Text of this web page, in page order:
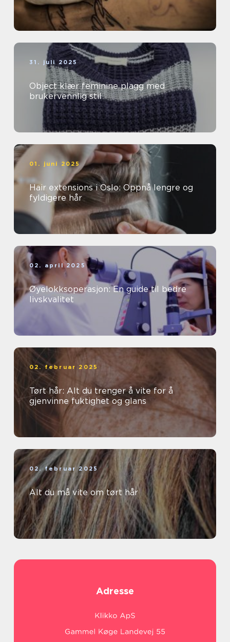
31. juli 2025
Object klær feminine plagg med
brukervennlig stil
01. juni 2025
Hair extensions i Oslo: Oppnå lengre og
fyldigere hår
02. april 2025
Øyelokksoperasjon: En guide til bedre
livskvalitet
02. februar 2025
Tørt hår: Alt du trenger å vite for å
gjenvinne fuktighet og glans
02. februar 2025
Alt du må vite om tørt hår
Adresse